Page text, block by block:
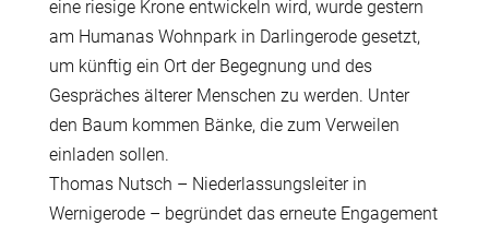
eine riesige Krone entwickeln wird, wurde gestern
am Humanas Wohnpark in Darlingerode gesetzt,
um künftig ein Ort der Begegnung und des
Gespräches älterer Menschen zu werden. Unter
den Baum kommen Bänke, die zum Verweilen
einladen sollen.
Thomas Nutsch – Niederlassungsleiter in
Wernigerode – begründet das erneute Engagement